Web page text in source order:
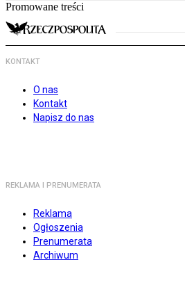
Promowane treści
KONTAKT
O nas
Kontakt
Napisz do nas
REKLAMA I PRENUMERATA
Reklama
Ogłoszenia
Prenumerata
Archiwum